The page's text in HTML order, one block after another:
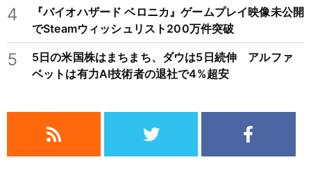
4
『バイオハザード ベロニカ』ゲームプレイ映像未公開
でSteamウィッシュリスト200万件突破
5
5日の米国株はまちまち、ダウは5日続伸 アルファ
ベットは有力AI技術者の退社で4%超安